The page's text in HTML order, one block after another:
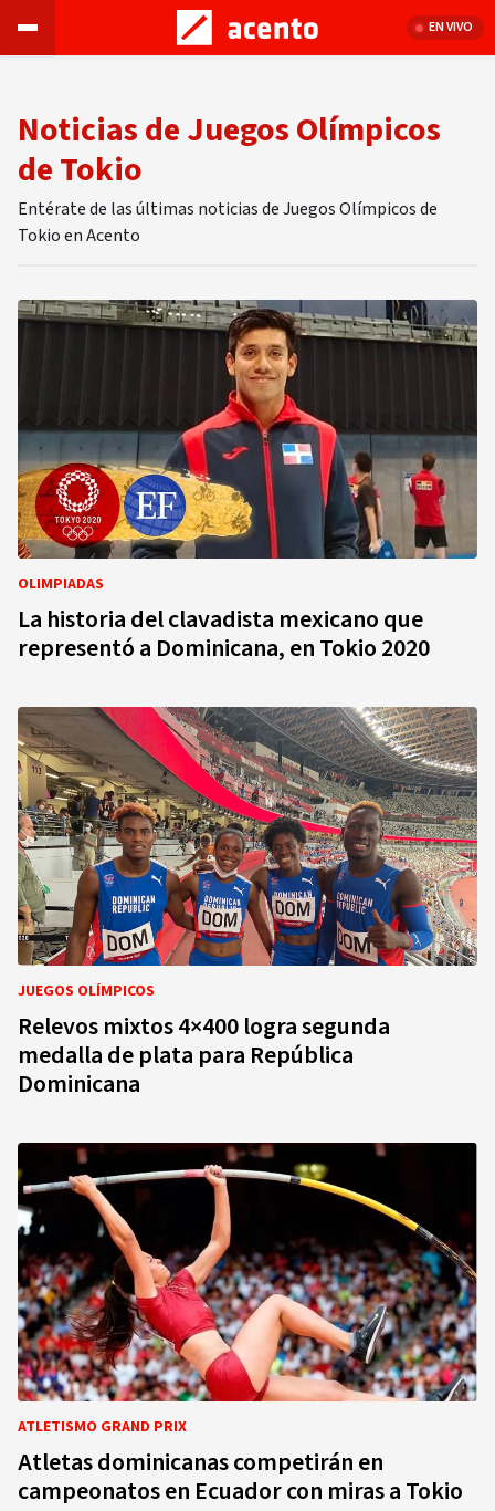
EN VIVO
Noticias de Juegos Olímpicos
de Tokio
Entérate de las últimas noticias de Juegos Olímpicos de
Tokio en Acento
OLIMPIADAS
La historia del clavadista mexicano que
representó a Dominicana, en Tokio 2020
JUEGOS OLÍMPICOS
Relevos mixtos 4×400 logra segunda
medalla de plata para República
Dominicana
ATLETISMO GRAND PRIX
Atletas dominicanas competirán en
campeonatos en Ecuador con miras a Tokio